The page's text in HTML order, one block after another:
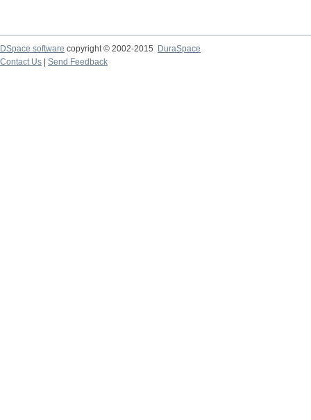
DSpace software copyright © 2002-2015
DuraSpace
Contact Us
Send Feedback